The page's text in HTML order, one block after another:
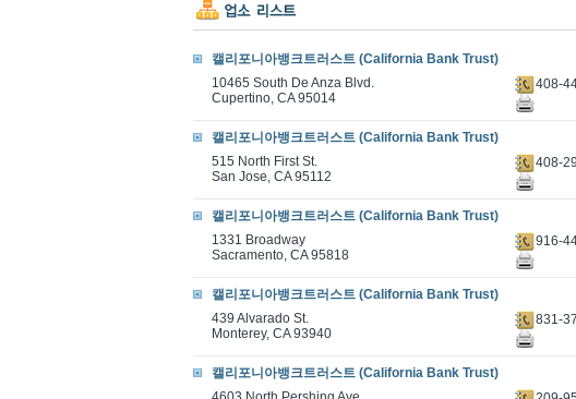
캘리포니아뱅크트러스트 (California Bank Trust)
10465 South De Anza Blvd.
Cupertino, CA 95014
408-
캘리포니아뱅크트러스트 (California Bank Trust)
515 North First St.
San Jose, CA 95112
408-
캘리포니아뱅크트러스트 (California Bank Trust)
1331 Broadway
Sacramento, CA 95818
916-
캘리포니아뱅크트러스트 (California Bank Trust)
439 Alvarado St.
Monterey, CA 93940
831-
캘리포니아뱅크트러스트 (California Bank Trust)